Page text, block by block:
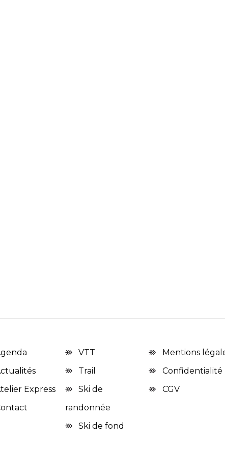
Express
VTT
Trail
Ski de
randonnée
Ski de fond
Mentions
Confidentialité
CGV